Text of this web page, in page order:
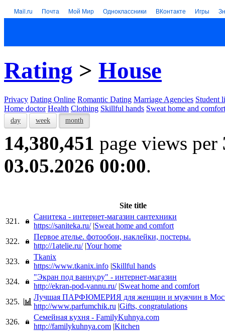
Mail.ru Почта Мой Мир Одноклассники ВКонтакте Игры
Rating > House
Privacy Dating Online Romantic Dating Marriage Agencies Student
Home doctor Health Clothing Skillful hands Sweat home and comfort
day week month
14,380,451 page views per
03.05.2026 00:00.
Site title
321.
Санитека - интернет-магазин сантехники
https://saniteka.ru/ |Sweat home and comfort
322.
Первое ателье. фотообои, наклейки, постеры.
http://1atelie.ru/ |Your home
323.
Tkanix
https://www.tkanix.info |Skillful hands
324.
"Экран под ванну.ру" - интернет-магазин
http://ekran-pod-vannu.ru/ |Sweat home and comfort
325.
Лучшая ПАРФЮМЕРИЯ для женщин и мужчин в
http://www.parfumchik.ru |Gifts, congratulations
326.
Семейная кухня - FamilyKuhnya.com
http://familykuhnya.com |Kitchen